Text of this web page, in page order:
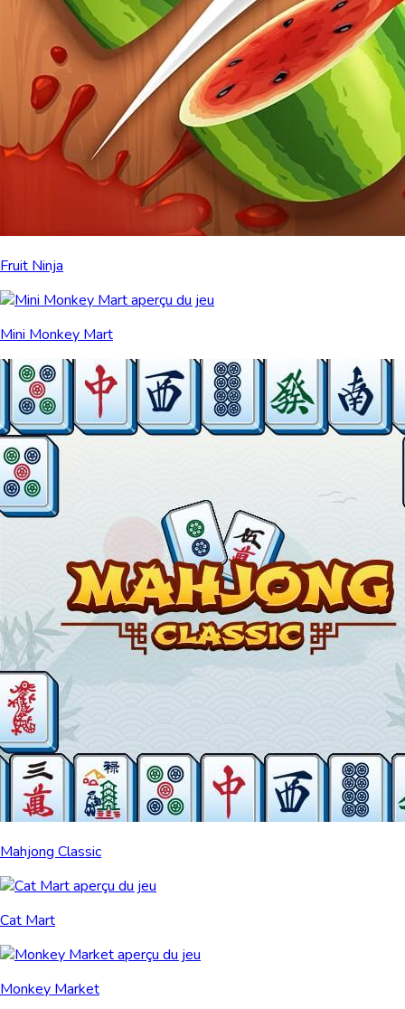
Fruit Ninja
Mini Monkey Mart
Mahjong Classic
Cat Mart
Monkey Market